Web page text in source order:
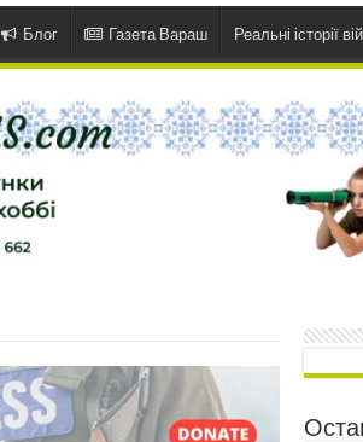
Блог Газета Вараш Реальні історії